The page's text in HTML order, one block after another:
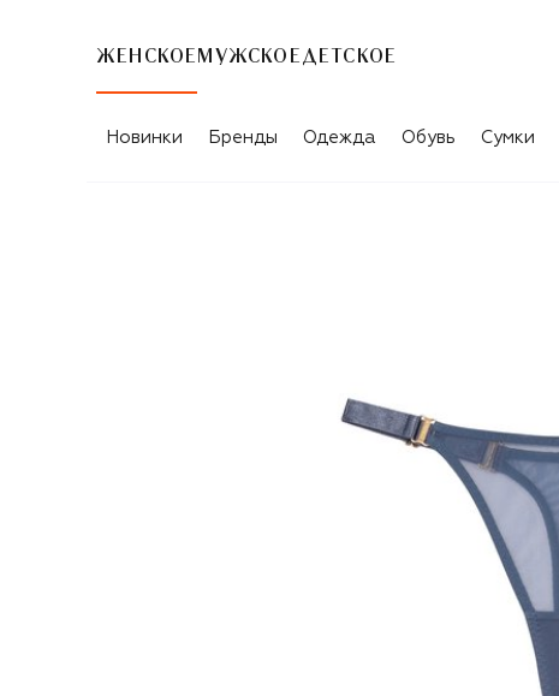
ЖЕНСКОЕ МУЖСКОЕ ДЕТСКОЕ
Новинки Бренды Одежда Обувь Сумки